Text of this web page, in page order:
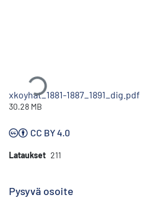
Ladataan...
xkoyhat_1881-1887_1891_dig.pdf
30.28 MB
CC BY 4.0
Lataukset 211
Pysyvä osoite